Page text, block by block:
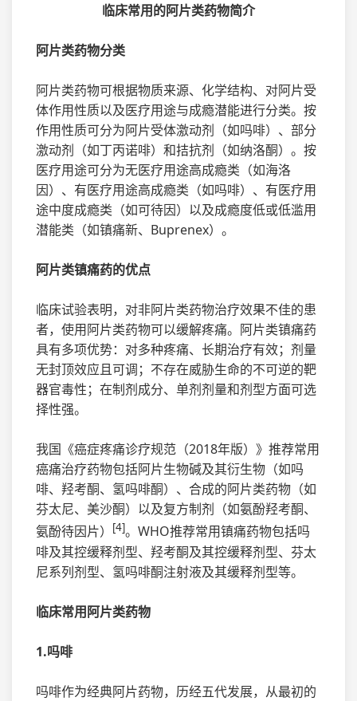
临床常用的阿片类药物简介
阿片类药物分类
阿片类药物可根据物质来源、化学结构、对阿片受
体作用性质以及医疗用途与成瘾潜能进行分类。按
作用性质可分为阿片受体激动剂（如吗啡）、部分
激动剂（如丁丙诺啡）和拮抗剂（如纳洛酮）。按
医疗用途可分为无医疗用途高成瘾类（如海洛
因）、有医疗用途高成瘾类（如吗啡）、有医疗用
途中度成瘾类（如可待因）以及成瘾度低或低滥用
潜能类（如镇痛新、Buprenex）。
阿片类镇痛药的优点
临床试验表明，对非阿片类药物治疗效果不佳的患
者，使用阿片类药物可以缓解疼痛。阿片类镇痛药
具有多项优势：对多种疼痛、长期治疗有效；剂量
无封顶效应且可调；不存在威胁生命的不可逆的靶
器官毒性；在制剂成分、单剂剂量和剂型方面可选
择性强。
我国《癌症疼痛诊疗规范（2018年版）》推荐常用
癌痛治疗药物包括阿片生物碱及其衍生物（如吗
啡、羟考酮、氢吗啡酮）、合成的阿片类药物（如
芬太尼、美沙酮）以及复方制剂（如氨酚羟考酮、
氨酚待因片）
[4]。WHO推荐常用镇痛药物包括吗
啡及其控缓释剂型、羟考酮及其控缓释剂型、芬太
尼系列剂型、氢吗啡酮注射液及其缓释剂型等。
临床常用阿片类药物
1.吗啡
吗啡作为经典阿片药物，历经五代发展，从最初的